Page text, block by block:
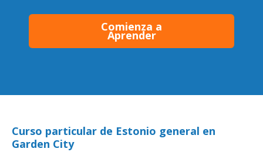
Comienza a
Aprender
Curso particular de Estonio general en
Garden City